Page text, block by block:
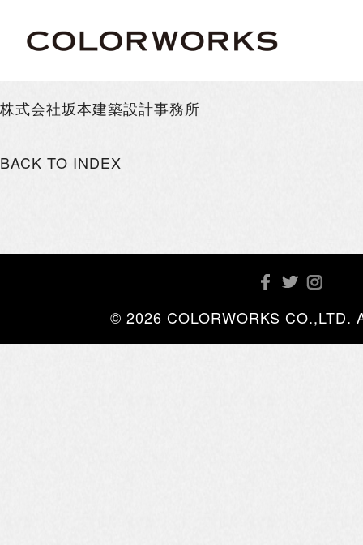
株式会社坂本建築設計事務所
BACK TO INDEX
© 2026 COLORWORKS CO.,LTD.